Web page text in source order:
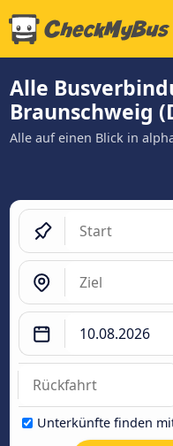
Alle
Braunschweig
Alle auf einen Blick in
Unterkünfte finden